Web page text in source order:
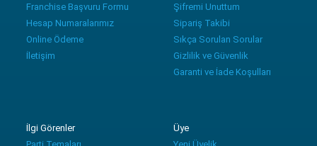
Franchise Başvuru Formu
Hesap Numaralarımız
Online Ödeme
İletişim
Şifremi Unuttum
Sipariş Takibi
Sıkça Sorulan Sorular
Gizlilik ve Güvenlik
Garanti ve İade Koşulları
İlgi Görenler
Üye